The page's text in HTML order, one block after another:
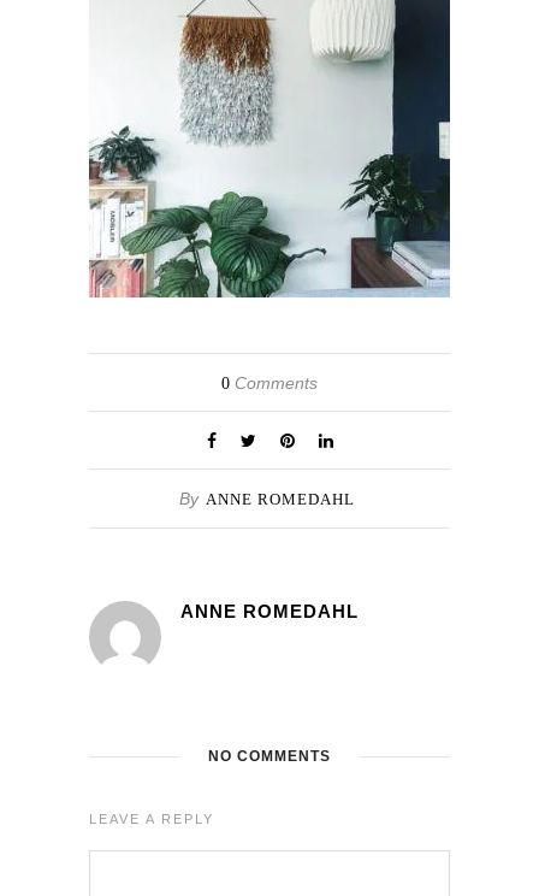
0 Comments
By ANNE ROMEDAHL
ANNE ROMEDAHL
NO COMMENTS
LEAVE A REPLY